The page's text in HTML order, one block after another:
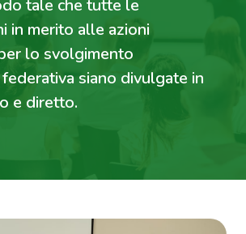
tale che tutte le
in merito alle azioni
lo svolgimento
siano divulgate in
e diretto.